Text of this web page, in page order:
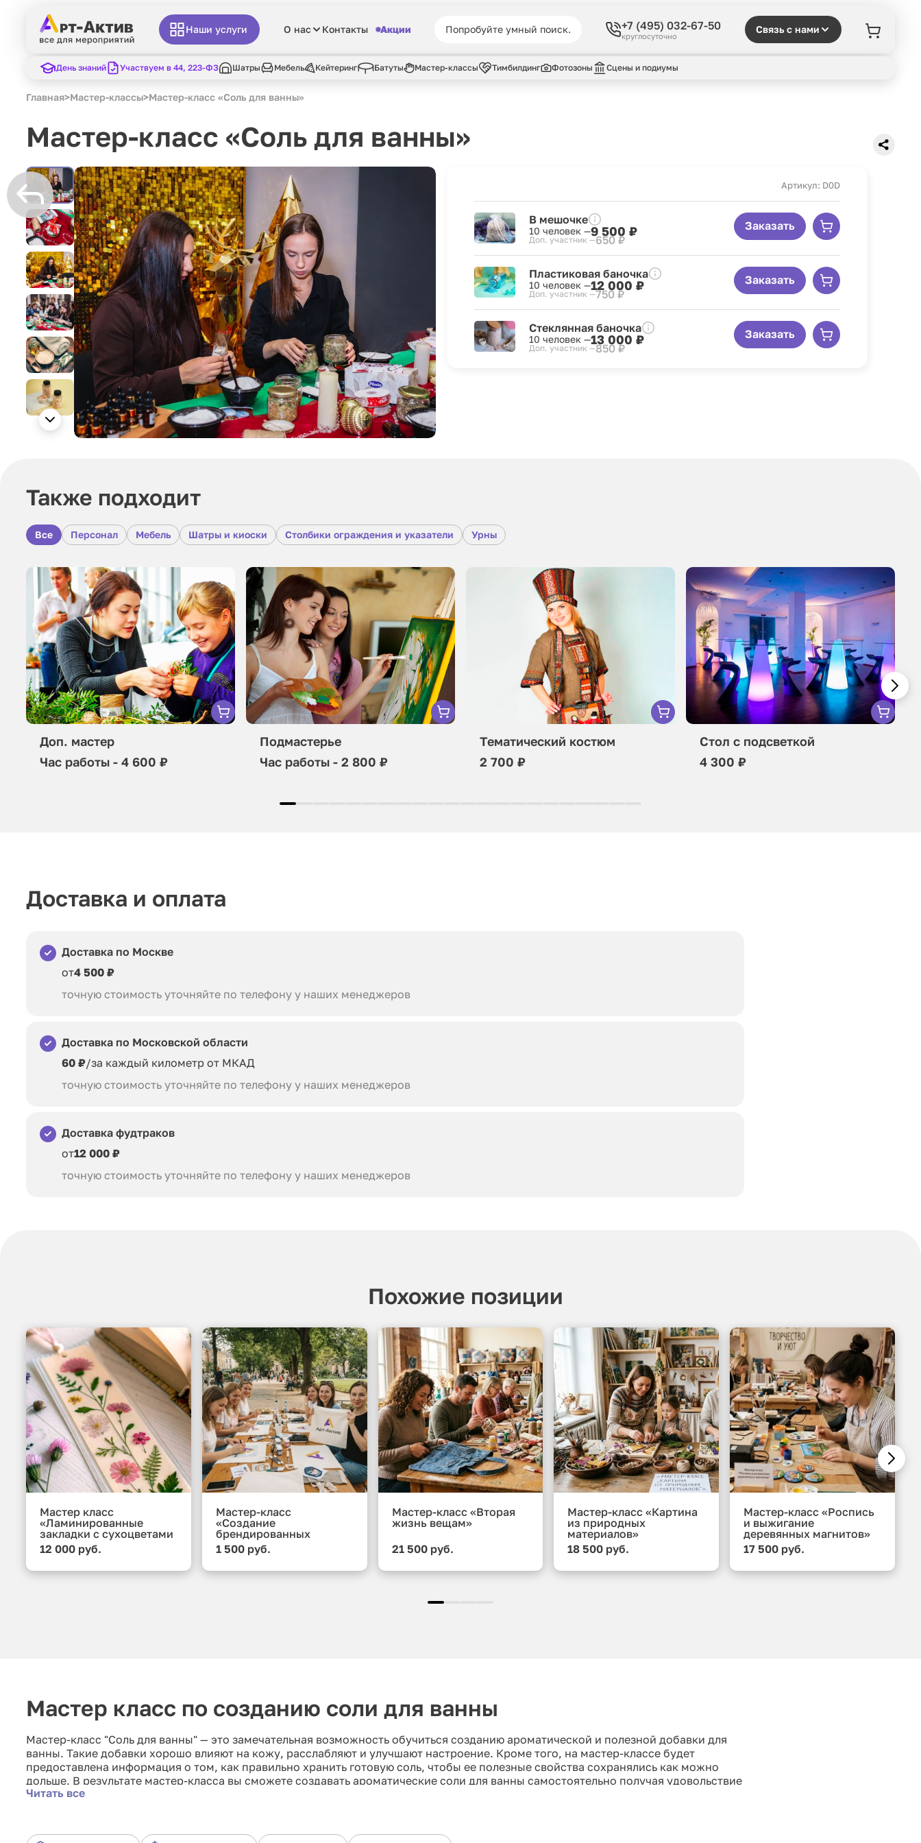
Наши услуги О нас Контакты Акции +7 (495) 032-67-50
круглосуточно
Связь с нами
День знаний Участвуем в 44, 223-ФЗ Шатры Мебель Кейтеринг Батуты Мастер-классы Тимбилдинг Фотозоны Сцены и подиумы
Главная>Мастер-классы>Мастер-класс «Соль для ванны»
Мастер-класс «Соль для ванны»
Артикул: D0D
В мешочке
10 человек —9 500 ₽
Доп. участник —650 ₽
Заказать
Пластиковая баночка
10 человек —12 000 ₽
Доп. участник —750 ₽
Заказать
Стеклянная баночка
10 человек —13 000 ₽
Доп. участник —850 ₽
Заказать
Также подходит
Все Персонал Мебель Шатры и киоски Столбики ограждения и указатели Урны
Доп. мастер
Час работы - 4 600 ₽
Подмастерье
Час работы - 2 800 ₽
Тематический костюм
2 700 ₽
Стол с подсветкой
4 300 ₽
Доставка и оплата
Доставка по Москве
от4 500 ₽
точную стоимость уточняйте по телефону у наших менеджеров
Доставка по Московской области
60 ₽/за каждый километр от МКАД
точную стоимость уточняйте по телефону у наших менеджеров
Доставка фудтраков
от12 000 ₽
точную стоимость уточняйте по телефону у наших менеджеров
Похожие позиции
Мастер класс
«Ламинированные
закладки с сухоцветами
и коллажами»
12 000 руб.
Мастер-класс
«Создание
брендированных
подушек»
1 500 руб.
Мастер-класс «Вторая
жизнь вещам»
21 500 руб.
Мастер-класс «Картина
из природных
материалов»
18 500 руб.
Мастер-класс «Роспись
и выжигание
деревянных магнитов»
17 500 руб.
Мастер класс по созданию соли для ванны
Мастер-класс "Соль для ванны" — это замечательная возможность обучиться созданию ароматической и полезной добавки для
ванны. Такие добавки хорошо влияют на кожу, расслабляют и улучшают настроение. Кроме того, на мастер-классе будет
предоставлена информация о том, как правильно хранить готовую соль, чтобы ее полезные свойства сохранялись как можно
дольше. В результате мастер-класса вы сможете создавать ароматические соли для ванны самостоятельно получая удовольствие
от процесса.
Читать все